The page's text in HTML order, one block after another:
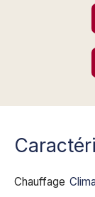
Chauffage